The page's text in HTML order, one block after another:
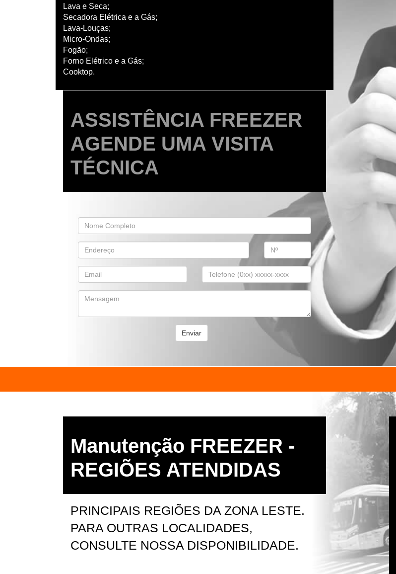
Lava e Seca;
Secadora Elétrica e a Gás;
Lava-Louças;
Micro-Ondas;
Fogão;
Forno Elétrico e a Gás;
Cooktop.
ASSISTÊNCIA FREEZER
AGENDE UMA VISITA
TÉCNICA
Enviar
Manutenção FREEZER -
REGIÕES ATENDIDAS
PRINCIPAIS REGIÕES DA ZONA LESTE.
PARA OUTRAS LOCALIDADES,
CONSULTE NOSSA DISPONIBILIDADE.